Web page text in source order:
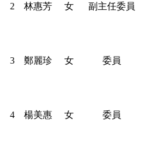
2 林惠芳 女 副主任委員
3 鄭麗珍 女 委員
4 楊美惠 女 委員